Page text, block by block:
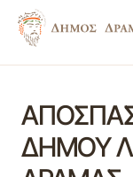
ΔΗΜΟΥ